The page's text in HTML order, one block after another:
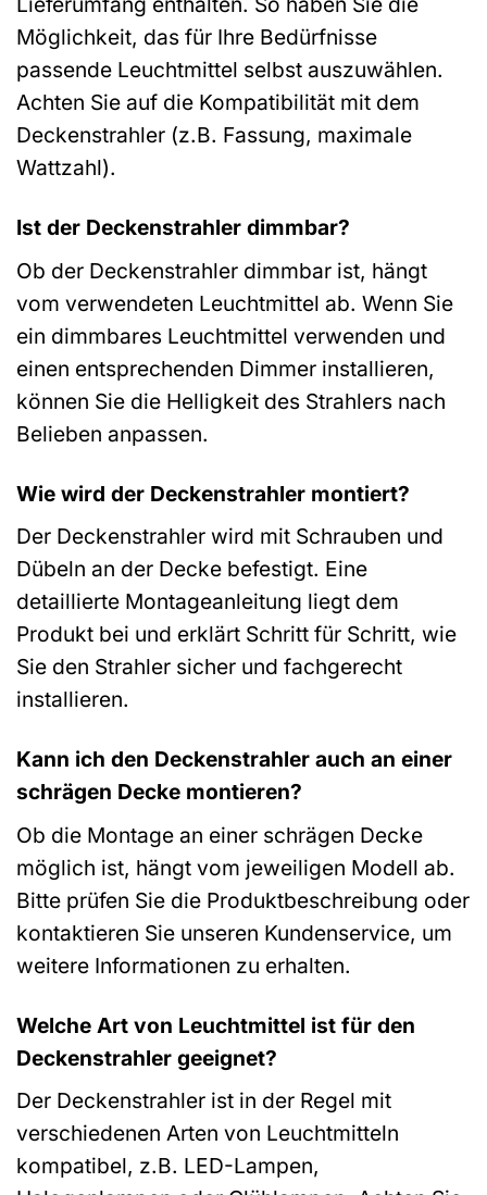
Möglichkeit, das für Ihre Bedürfnisse
passende Leuchtmittel selbst auszuwählen.
Achten Sie auf die Kompatibilität mit dem
Deckenstrahler (z.B. Fassung, maximale
Wattzahl).
Ist der Deckenstrahler dimmbar?
Ob der Deckenstrahler dimmbar ist, hängt
vom verwendeten Leuchtmittel ab. Wenn Sie
ein dimmbares Leuchtmittel verwenden und
einen entsprechenden Dimmer installieren,
können Sie die Helligkeit des Strahlers nach
Belieben anpassen.
Wie wird der Deckenstrahler montiert?
Der Deckenstrahler wird mit Schrauben und
Dübeln an der Decke befestigt. Eine
detaillierte Montageanleitung liegt dem
Produkt bei und erklärt Schritt für Schritt, wie
Sie den Strahler sicher und fachgerecht
installieren.
Kann ich den Deckenstrahler auch an einer
schrägen Decke montieren?
Ob die Montage an einer schrägen Decke
möglich ist, hängt vom jeweiligen Modell ab.
Bitte prüfen Sie die Produktbeschreibung oder
kontaktieren Sie unseren Kundenservice, um
weitere Informationen zu erhalten.
Welche Art von Leuchtmittel ist für den
Deckenstrahler geeignet?
Der Deckenstrahler ist in der Regel mit
verschiedenen Arten von Leuchtmitteln
kompatibel, z.B. LED-Lampen,